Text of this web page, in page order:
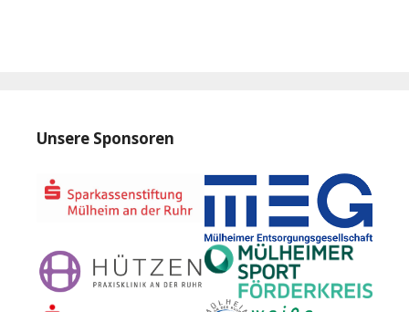
Unsere Sponsoren